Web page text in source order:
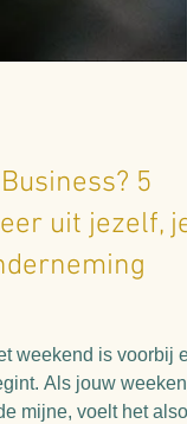
5
uit jezelf, je
weekend is voorbij